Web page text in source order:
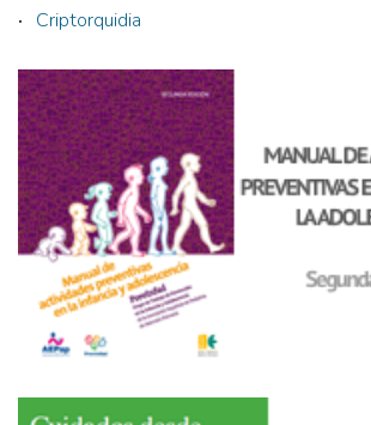
Criptorquidia